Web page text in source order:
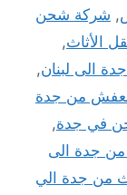
, شركة شحن
الأثاث,
الى لبنان,
من جدة
في جدة,
من جدة الى
من جدة الي